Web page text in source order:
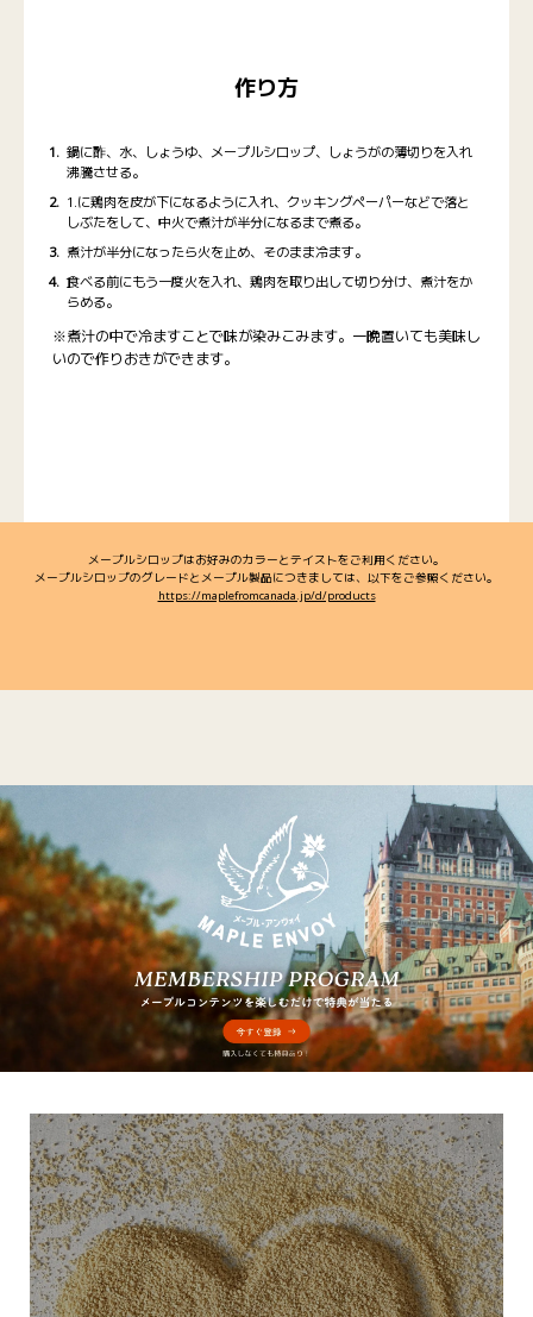
作り方
鍋に酢、水、しょうゆ、メープルシロップ、しょうがの薄切りを入れ
沸騰させる。
1.に鶏肉を皮が下になるように入れ、クッキングペーパーなどで落と
しぶたをして、中火で煮汁が半分になるまで煮る。
煮汁が半分になったら火を止め、そのまま冷ます。
食べる前にもう一度火を入れ、鶏肉を取り出して切り分け、煮汁をか
らめる。
※煮汁の中で冷ますことで味が染みこみます。一晩置いても美味し
いので作りおきができます。
メープルシロップはお好みのカラーとテイストをご利用ください。
メープルシロップのグレードとメープル製品につきましては、以下をご参照ください。
https://maplefromcanada.jp/d/products